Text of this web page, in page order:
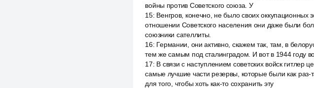
войны против Советского союза. У
15: Венгров, конечно, не было своих оккупационных
отношении Советского населения они даже были
союзники сателлиты.
16: Германии, они активно, скажем так, там, в
тем же самым под сталинградом. И вот в 1944 году
17: В связи с наступлением советских войск гитлер
самые лучшие части резервы, которые были как
для того, чтобы хоть как-то сохранить эту